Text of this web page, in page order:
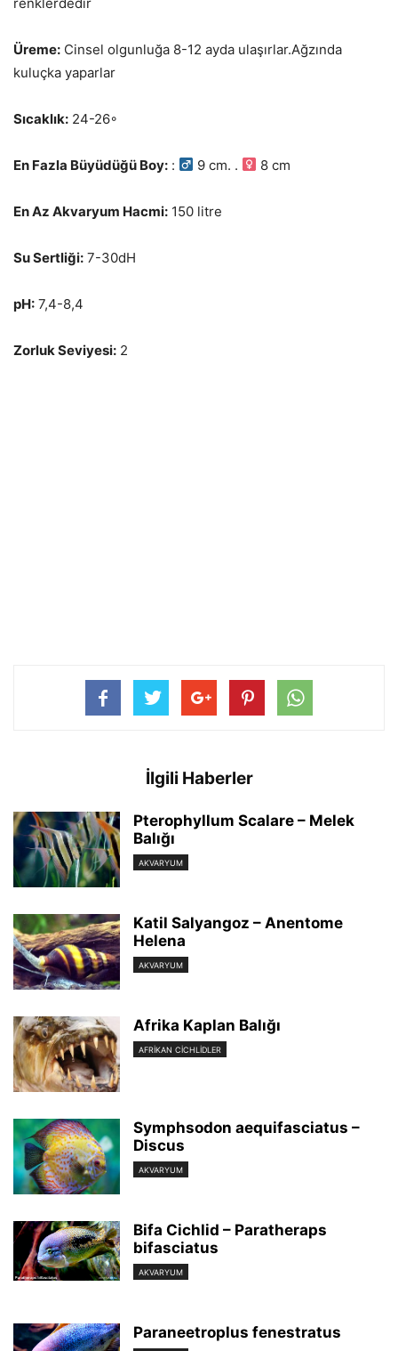
Üreme: Cinsel olgunluğa 8-12 ayda ulaşırlar.Ağzında
kuluçka yaparlar
Sıcaklık: 24-26◦
En Fazla Büyüdüğü Boy: : 9 cm. . 8 cm
En Az Akvaryum Hacmi: 150 litre
Su Sertliği: 7-30dH
pH: 7,4-8,4
Zorluk Seviyesi: 2
İlgili Haberler
Pterophyllum Scalare – Melek
Balığı
AKVARYUM
Katil Salyangoz – Anentome
Helena
AKVARYUM
Afrika Kaplan Balığı
AFRIKAN CICHLIDLER
Symphsodon aequifasciatus –
Discus
AKVARYUM
Bifa Cichlid – Paratheraps
bifasciatus
AKVARYUM
Paraneetroplus fenestratus